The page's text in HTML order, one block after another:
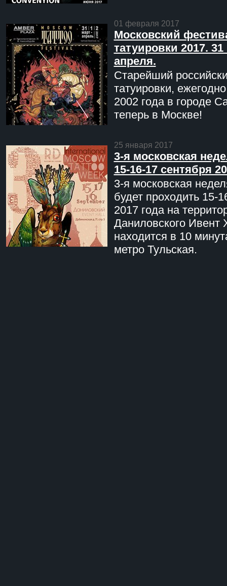
01 февраля 2017
Московский
татуировки 2017. 31
апреля.
Старейший
татуировки,
2002 года в городе
теперь в Москве!
25 января 2017
3-я московская
15-16-17 сентября
3-я московская
будет проходить 15-
2017 года на
Даниловского Ивент
находится в 10
метро Тульская.